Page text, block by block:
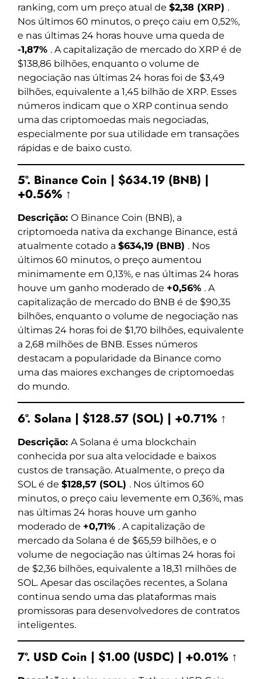
ranking, com um preço atual de $2,38 (XRP) .
Nos últimos 60 minutos, o preço caiu em 0,52%,
e nas últimas 24 horas houve uma queda de
-1,87% . A capitalização de mercado do XRP é de
$138,86 bilhões, enquanto o volume de
negociação nas últimas 24 horas foi de $3,49
bilhões, equivalente a 1,45 bilhão de XRP. Esses
números indicam que o XRP continua sendo
uma das criptomoedas mais negociadas,
especialmente por sua utilidade em transações
rápidas e de baixo custo.
5º. Binance Coin | $634.19 (BNB) |
+0.56% ↑
Descrição: O Binance Coin (BNB), a
criptomoeda nativa da exchange Binance, está
atualmente cotado a $634,19 (BNB) . Nos
últimos 60 minutos, o preço aumentou
minimamente em 0,13%, e nas últimas 24 horas
houve um ganho moderado de +0,56% . A
capitalização de mercado do BNB é de $90,35
bilhões, enquanto o volume de negociação nas
últimas 24 horas foi de $1,70 bilhões, equivalente
a 2,68 milhões de BNB. Esses números
destacam a popularidade da Binance como
uma das maiores exchanges de criptomoedas
do mundo.
6º. Solana | $128.57 (SOL) | +0.71% ↑
Descrição: A Solana é uma blockchain
conhecida por sua alta velocidade e baixos
custos de transação. Atualmente, o preço da
SOL é de $128,57 (SOL) . Nos últimos 60
minutos, o preço caiu levemente em 0,36%, mas
nas últimas 24 horas houve um ganho
moderado de +0,71% . A capitalização de
mercado da Solana é de $65,59 bilhões, e o
volume de negociação nas últimas 24 horas foi
de $2,36 bilhões, equivalente a 18,31 milhões de
SOL. Apesar das oscilações recentes, a Solana
continua sendo uma das plataformas mais
promissoras para desenvolvedores de contratos
inteligentes.
7º. USD Coin | $1.00 (USDC) | +0.01% ↑